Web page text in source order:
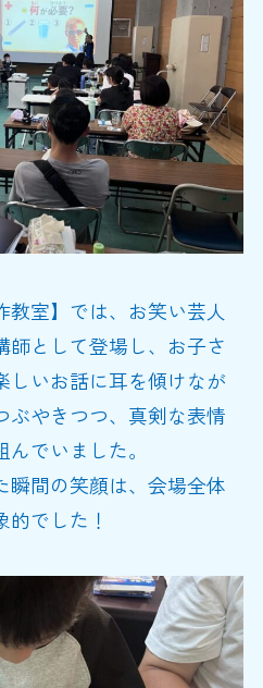
室】では、お笑い芸人
師として登場し、お子さ
しいお話に耳を傾けなが
ぶやきつつ、真剣な表情
でいました。
瞬間の笑顔は、会場全体
でした！